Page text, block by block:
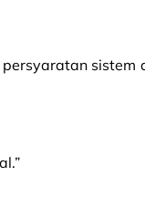
sistem